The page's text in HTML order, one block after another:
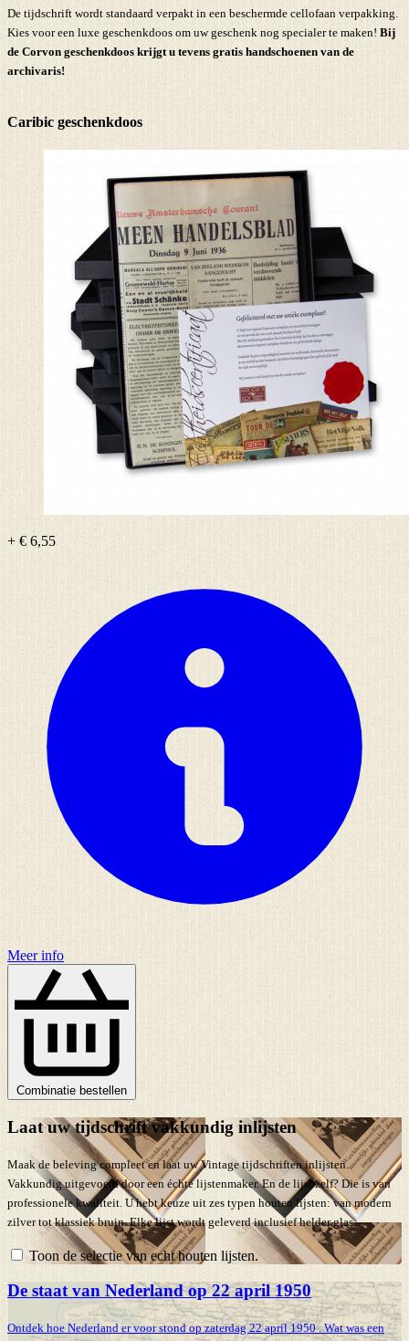
De tijdschrift wordt standaard verpakt in een beschermde cellofaan verpakking.
Kies voor een luxe geschenkdoos om uw geschenk nog specialer te maken! Bij
de Corvon geschenkdoos krijgt u tevens gratis handschoenen van de
archivaris!
Caribic geschenkdoos
+ € 6,55
Meer info
Combinatie bestellen
Laat uw tijdschrift vakkundig inlijsten
Maak de beleving compleet en laat uw Vintage tijdschriften inlijsten.
Vakkundig uitgevoerd door een échte lijstenmaker. En de lijst zelf? Die is van
professionele kwaliteit. U hebt keuze uit zes typen houten lijsten: van modern
zilver tot klassiek bruin. Elke lijst wordt geleverd inclusief helder glas.
Toon de selectie van echt houten lijsten.
De staat van Nederland op 22 april 1950
Ontdek hoe Nederland er voor stond op zaterdag 22 april 1950 . Wat was een